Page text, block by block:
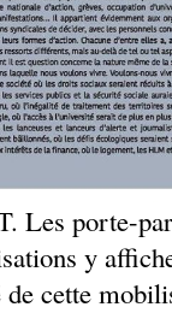
Les porte-
y
cette